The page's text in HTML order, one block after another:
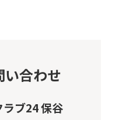
い合わせ
ブ24 保谷